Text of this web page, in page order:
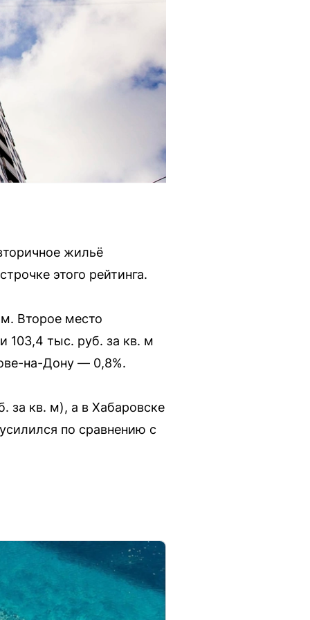
жильё
этого рейтинга.
Второе место
103,4 тыс. руб. за кв. м
на-Дону — 0,8%.
за кв. м), а в Хабаровске
по сравнению с